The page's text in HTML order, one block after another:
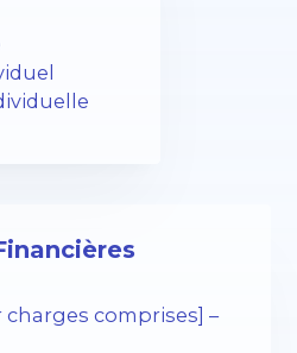
comprises] –